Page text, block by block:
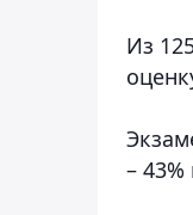
Из
–